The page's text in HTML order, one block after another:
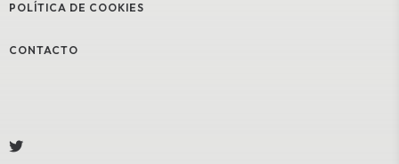
POLÍTICA DE COOKIES
CONTACTO